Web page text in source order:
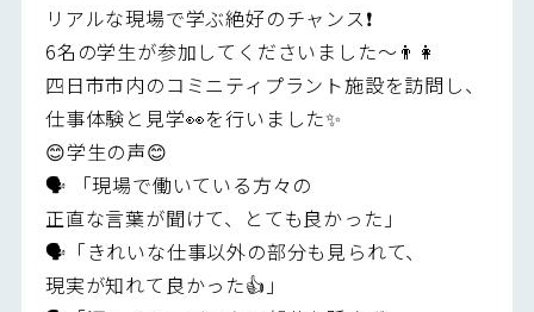
リアルな現場で学ぶ絶好のチャンス❗️
6名の学生が参加してくださいました～👨👩
四日市市内のコミニティプラント施設を訪問し、
仕事体験と見学👀を行いました✨
😊学生の声😊
🗣️ 「現場で働いている方々の
正直な言葉が聞けて、とても良かった」
🗣️「きれいな仕事以外の部分も見られて、
現実が知れて良かった👍」